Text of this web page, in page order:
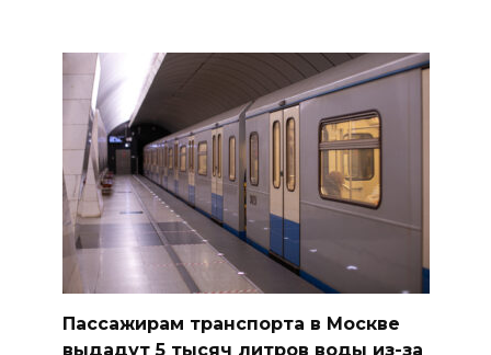
Пассажирам транспорта в Москве
выдадут 5 тысяч литров воды из-за